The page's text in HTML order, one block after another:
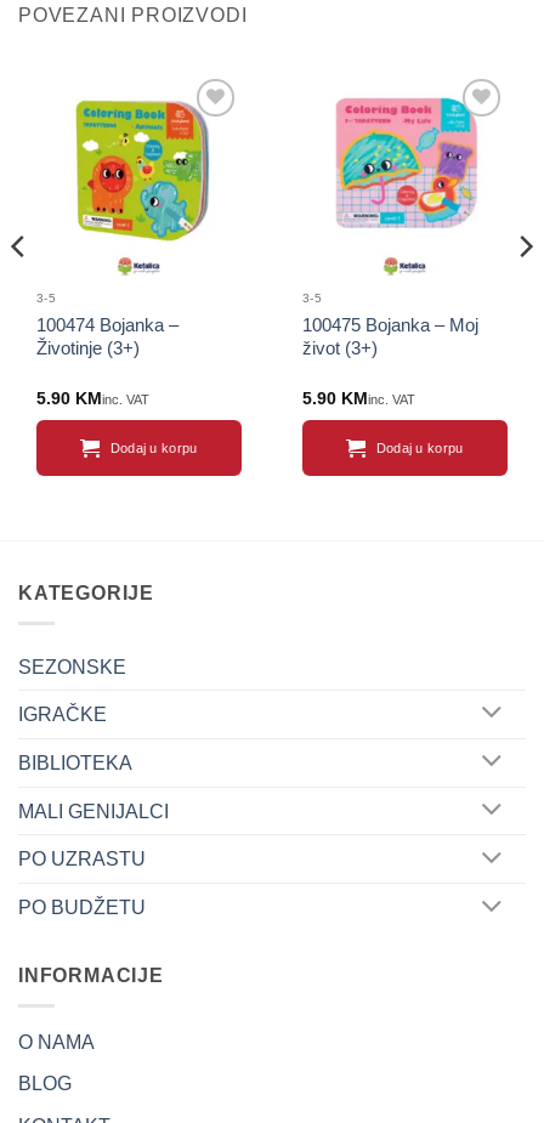
POVEZANI PROIZVODI
Sačuvaj
proizvod
3-5
100474 Bojanka –
Životinje (3+)
5.90 KM inc. VAT
Dodaj u korpu
Sačuvaj
proizvod
3-5
100475 Bojanka – Moj
život (3+)
5.90 KM inc. VAT
Dodaj u korpu
KATEGORIJE
SEZONSKE
IGRAČKE
BIBLIOTEKA
MALI GENIJALCI
PO UZRASTU
PO BUDŽETU
INFORMACIJE
O NAMA
BLOG